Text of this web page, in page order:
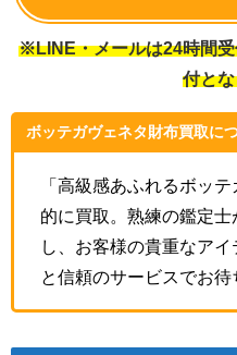
※LINE・メールは24時間
付とな
ボッテガヴェネタ財布買取に
「高級感あふれるボッ
的に買取。熟練の鑑定
し、お客様の貴重なア
と信頼のサービスでお待